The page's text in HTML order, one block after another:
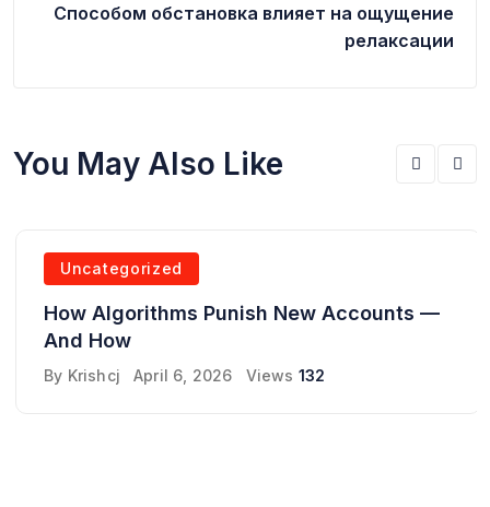
Способом обстановка влияет на ощущение
релаксации
You May Also Like
Uncategorized
How Algorithms Punish New Accounts —
And How
By Krishcj April 6, 2026 Views 132